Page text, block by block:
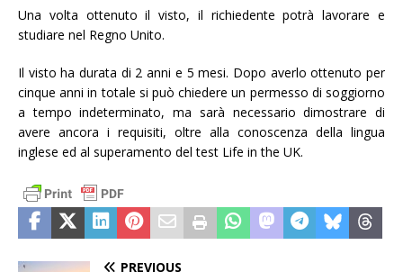
Una volta ottenuto il visto, il richiedente potrà lavorare e
studiare nel Regno Unito.
Il visto ha durata di 2 anni e 5 mesi. Dopo averlo ottenuto per
cinque anni in totale si può chiedere un permesso di soggiorno
a tempo indeterminato, ma sarà necessario dimostrare di
avere ancora i requisiti, oltre alla conoscenza della lingua
inglese ed al superamento del test Life in the UK.
PREVIOUS